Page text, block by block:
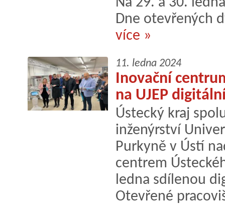
Dne otevřených
více »
11. ledna 2024
Inovační
na UJEP
Ústecký kraj
inženýrství
Purkyně v Ústí
centrem
ledna sdílenou
Otevřené